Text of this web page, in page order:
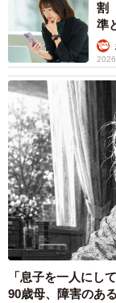
あります」
ーーおばあさま
「もともとばあち
腸ガンが発覚して
とコロナの影響で
気持ちは落ちてい
割
準
「息子を一人に
90歳母、障害のあ